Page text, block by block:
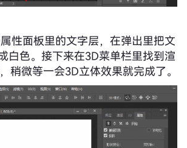
性面板里的文字层，在弹出里把文
白色。接下来在3D菜单栏里找到渲
稍微等一会3D立体效果就完成了。